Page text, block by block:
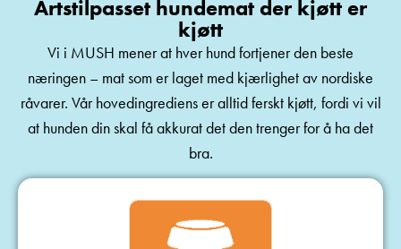
Artstilpasset hundemat der kjøtt er
kjøtt
Vi i MUSH mener at hver hund fortjener den beste
næringen – mat som er laget med kjærlighet av nordiske
råvarer. Vår hovedingrediens er alltid ferskt kjøtt, fordi vi vil
at hunden din skal få akkurat det den trenger for å ha det
bra.